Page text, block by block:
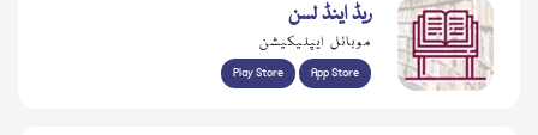
ریڈ اینڈ لسن
موبائل ایپلیکیشن
Play Store App Store